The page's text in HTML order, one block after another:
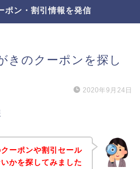
ポン・割引情報を発信
きのクーポンを探し
2020年9月24日
ーポンや割引セール
かを探してみました